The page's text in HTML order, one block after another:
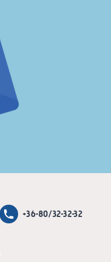
+36-80/32-32-32